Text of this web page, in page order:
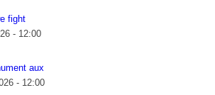
fight
- 12:00
aux
- 12:00